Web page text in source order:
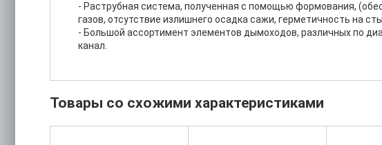
- Раструбная система, полученная с помощью формования,
газов, отсутствие излишнего осадка сажи, герметичность на
- Большой ассортимент элементов дымоходов, различных по
канал.
Товары со схожими характеристиками